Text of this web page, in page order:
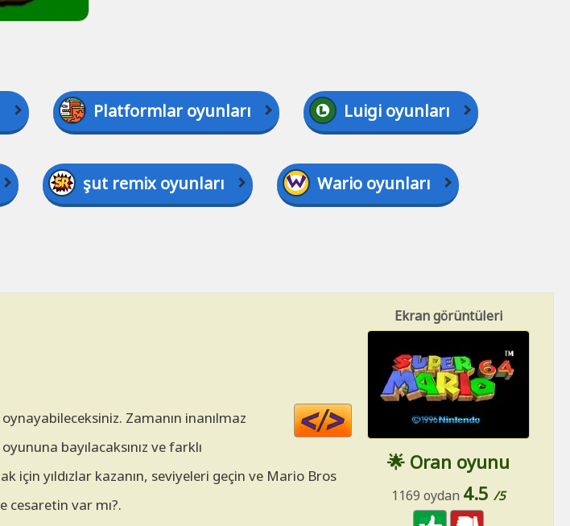
Platformlar oyunları Luigi oyunları
şut remix oyunları Wario oyunları
Ekran görüntüleri
🌟 Oran oyunu
1169 oydan 4.5 /5
HTML
Zamanın inanılmaz
bayılacaksınız ve farklı
yıldızlar kazanın, seviyeleri geçin ve Mario Bros
cesaretin var mı?.